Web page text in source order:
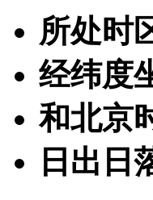
所处时
经纬度
和北京
日出日